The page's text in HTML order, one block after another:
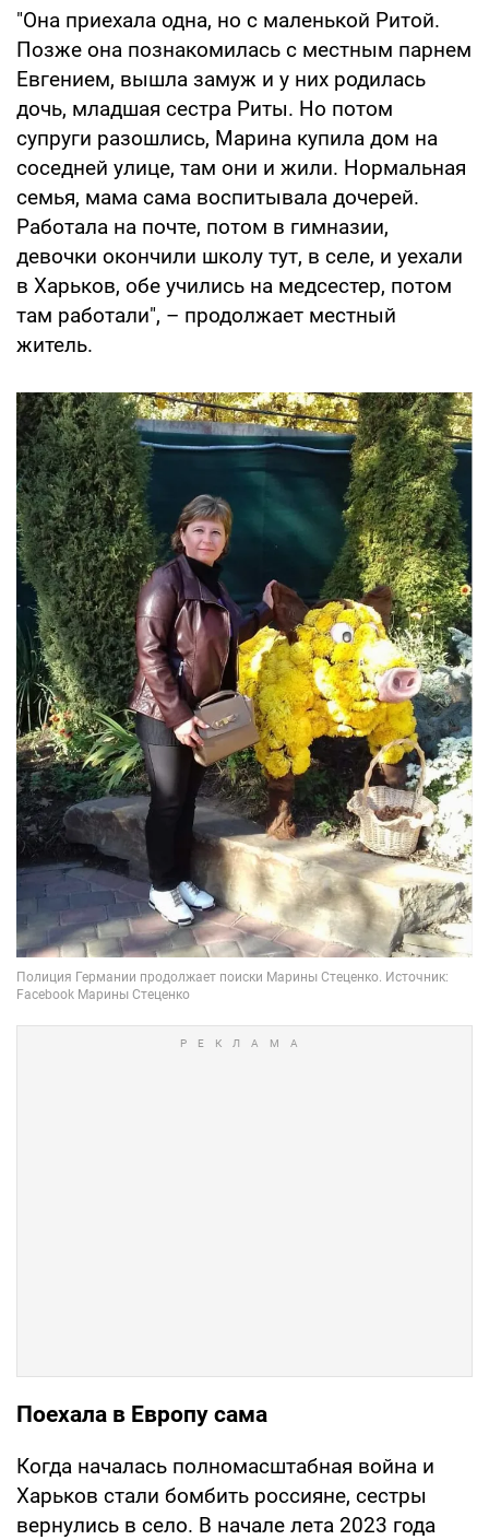
"Она приехала одна, но с маленькой Ритой.
Позже она познакомилась с местным парнем
Евгением, вышла замуж и у них родилась
дочь, младшая сестра Риты. Но потом
супруги разошлись, Марина купила дом на
соседней улице, там они и жили. Нормальная
семья, мама сама воспитывала дочерей.
Работала на почте, потом в гимназии,
девочки окончили школу тут, в селе, и уехали
в Харьков, обе учились на медсестер, потом
там работали", – продолжает местный
житель.
Поехала в Европу сама
Когда началась полномасштабная война и
Харьков стали бомбить россияне, сестры
вернулись в село. В начале лета 2023 года